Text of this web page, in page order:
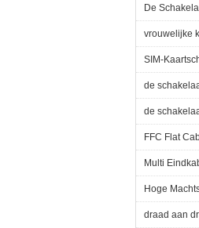
De
vrouwelijke
SIM-
de
de
FFC Flat
Multi
Hoge
draad aan